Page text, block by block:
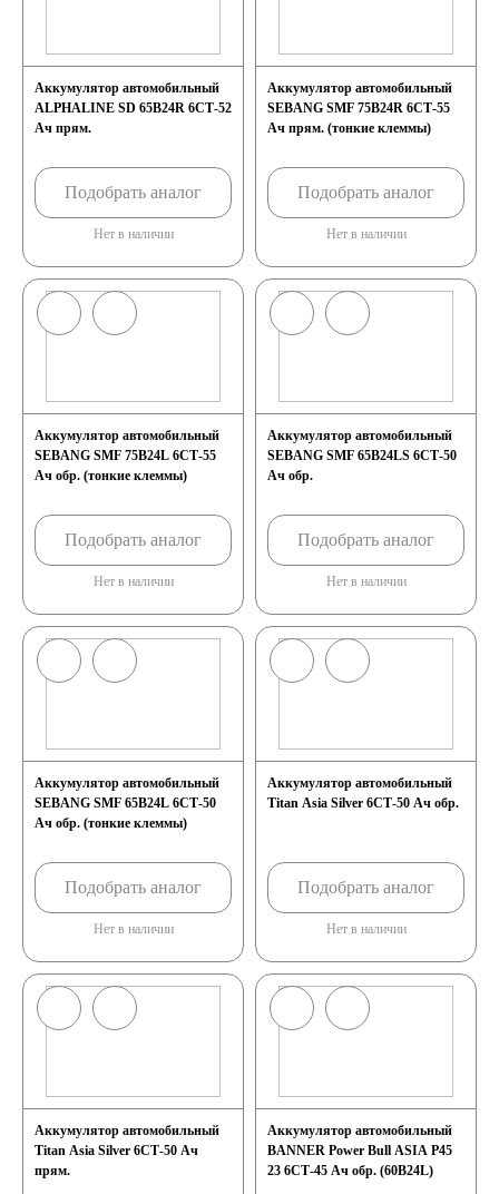
Аккумулятор автомобильный
ALPHALINE SD 65B24R 6СТ-52
Ач прям.
Подобрать аналог
Нет в наличии
Аккумулятор автомобильный
SEBANG SMF 75B24R 6СТ-55
Ач прям. (тонкие клеммы)
Подобрать аналог
Нет в наличии
Аккумулятор автомобильный
SEBANG SMF 75B24L 6СТ-55
Ач обр. (тонкие клеммы)
Подобрать аналог
Нет в наличии
Аккумулятор автомобильный
SEBANG SMF 65B24LS 6СТ-50
Ач обр.
Подобрать аналог
Нет в наличии
Аккумулятор автомобильный
SEBANG SMF 65B24L 6СТ-50
Ач обр. (тонкие клеммы)
Подобрать аналог
Нет в наличии
Аккумулятор автомобильный
Titan Asia Silver 6СТ-50 Ач обр.
Подобрать аналог
Нет в наличии
Аккумулятор автомобильный
Titan Asia Silver 6СТ-50 Ач
прям.
Аккумулятор автомобильный
BANNER Power Bull ASIA P45
23 6СТ-45 Ач обр. (60B24L)